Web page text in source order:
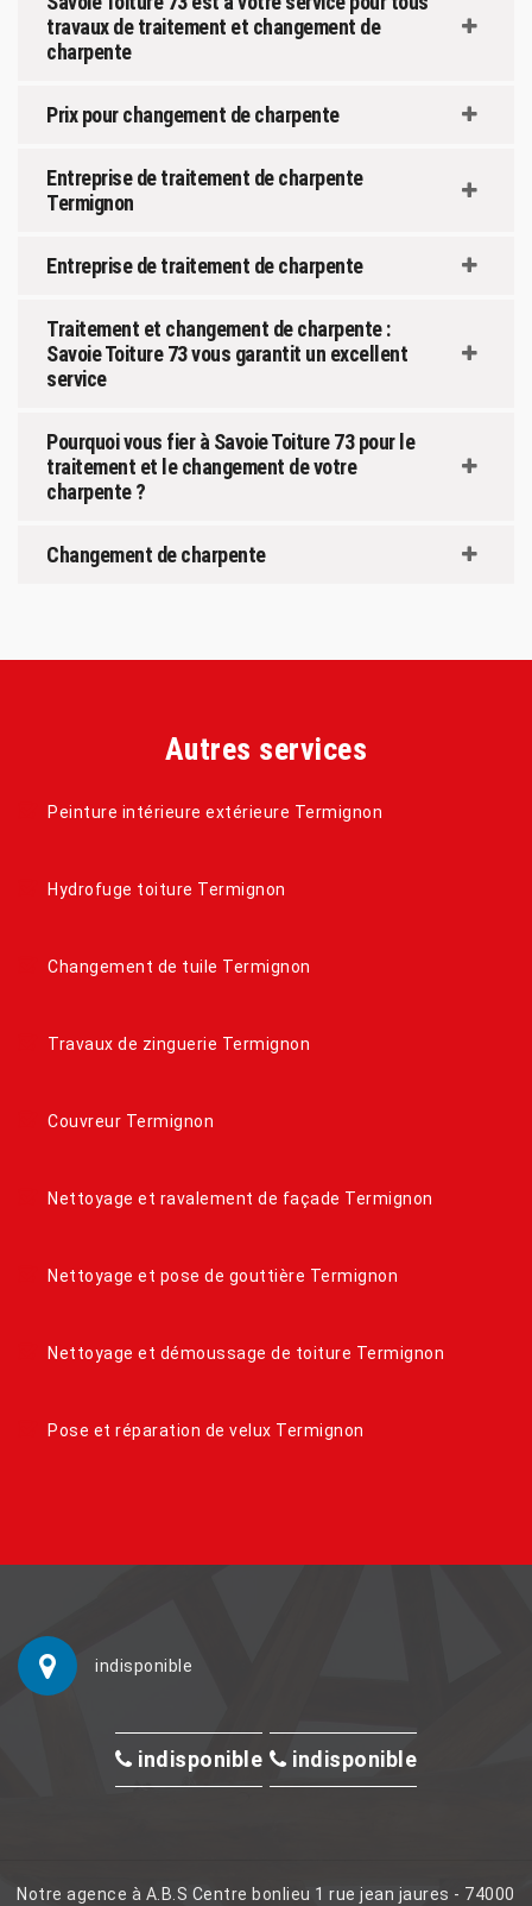
travaux de traitement et changement de
charpente
Prix pour changement de charpente
Entreprise de traitement de charpente
Termignon
Entreprise de traitement de charpente
Traitement et changement de charpente :
Savoie Toiture 73 vous garantit un excellent
service
Pourquoi vous fier à Savoie Toiture 73 pour le
traitement et le changement de votre
charpente ?
Changement de charpente
Autres services
Peinture intérieure extérieure Termignon
Hydrofuge toiture Termignon
Changement de tuile Termignon
Travaux de zinguerie Termignon
Couvreur Termignon
Nettoyage et ravalement de façade Termignon
Nettoyage et pose de gouttière Termignon
Nettoyage et démoussage de toiture Termignon
Pose et réparation de velux Termignon
indisponible
indisponible indisponible
Notre agence à A.B.S Centre bonlieu 1 rue jean jaures - 74000